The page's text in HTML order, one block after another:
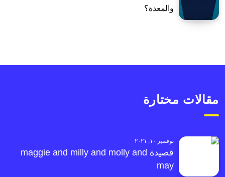
والمعدة؟
مقالات مختارة
نوفمبر ١٠, ٢٠٢١
قصيدة maggie and milly and molly and
may